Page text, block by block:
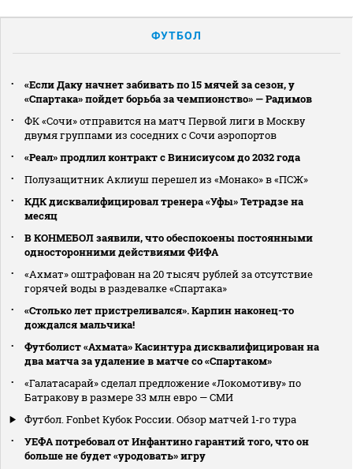
ФУТБОЛ
«Если Даку начнет забивать по 15 мячей за сезон, у
«Спартака» пойдет борьба за чемпионство» — Радимов
ФК «Сочи» отправится на матч Первой лиги в Москву
двумя группами из соседних с Сочи аэропортов
«Реал» продлил контракт с Винисиусом до 2032 года
Полузащитник Аклиуш перешел из «Монако» в «ПСЖ»
КДК дисквалифицировал тренера «Уфы» Тетрадзе на
месяц
В КОНМЕБОЛ заявили, что обеспокоены постоянными
односторонними действиями ФИФА
«Ахмат» оштрафован на 20 тысяч рублей за отсутствие
горячей воды в раздевалке «Спартака»
«Столько лет пристреливался». Карпин наконец-то
дождался мальчика!
Футболист «Ахмата» Касинтура дисквалифицирован на
два матча за удаление в матче со «Спартаком»
«Галатасарай» сделал предложение «Локомотиву» по
Батракову в размере 33 млн евро — СМИ
Футбол. Fonbet Кубок России. Обзор матчей 1-го тура
УЕФА потребовал от Инфантино гарантий того, что он
больше не будет «уродовать» игру